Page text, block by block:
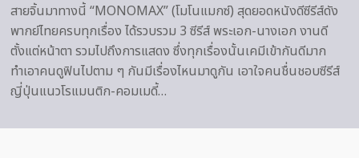
สายจิ้นมาทางนี้ “MONOMAX” (โมโนแมกซ์) สุดยอดหนังดีซีรีส์ดัง
พากย์ไทยครบทุกเรื่อง ได้รวบรวม 3 ซีรีส์ พระเอก-นางเอก งานดี
ตั้งแต่หน้าตา รวมไปถึงการแสดง ซึ่งทุกเรื่องนั้นเคมีเข้ากันดีมาก
ทำเอาคนดูฟินไปตาม ๆ กันมีเรื่องไหนมาดูกัน เอาใจคนชื่นชอบซีรีส์
ญี่ปุ่นแนวโรแมนติก-คอมเมดี้…